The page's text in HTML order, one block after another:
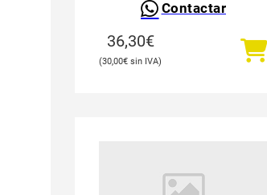
Contactar
36,30€
30,00€